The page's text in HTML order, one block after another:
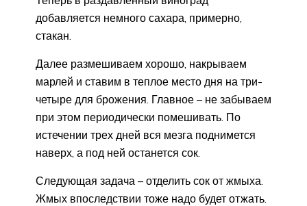
добавляется немного сахара, примерно,
стакан.
Далее размешиваем хорошо, накрываем
марлей и ставим в теплое место дня на три-
четыре для брожения. Главное – не забываем
при этом периодически помешивать. По
истечении трех дней вся мезга поднимется
наверх, а под ней останется сок.
Следующая задача – отделить сок от жмыха.
Жмых впоследствии тоже надо будет отжать.